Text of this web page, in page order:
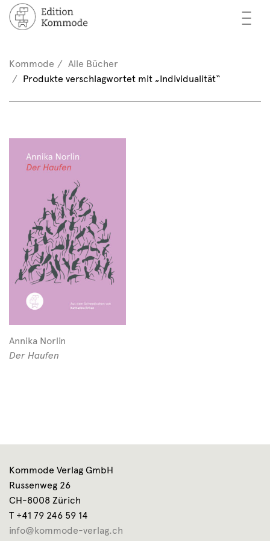
—
—
—
/ Registrieren
(0)
Kommode
Alle Bücher
Produkte verschlagwortet mit „Individualität“
Annika Norlin
Der Haufen
Kommode Verlag GmbH
Russenweg 26
CH-8008 Zürich
T +41 79 246 59 14
info@kommode-verlag.ch